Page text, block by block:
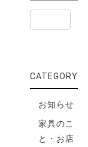
CATEGORY
お知らせ
家具のこ
と・お店